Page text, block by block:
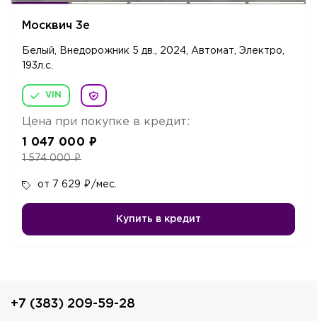
Москвич 3е
Белый, Внедорожник 5 дв., 2024, Автомат, Электро,
193л.c.
VIN
Цена при покупке в кредит:
1 047 000 ₽
1 574 000₽
от 7 629 ₽ /мес.
Купить в кредит
+7 (383) 209-59-28